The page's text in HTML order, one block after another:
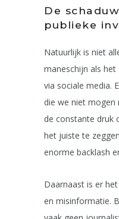
De
publieke
Natuurlijk is niet
maneschijn als
via sociale media.
die we niet mogen
de constante druk
het juiste te
enorme backlash
Daarnaast is er
en misinformatie.